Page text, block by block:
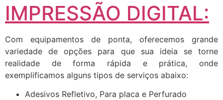
IMPRESSÃO DIGITAL:
Com equipamentos de ponta, oferecemos grande
variedade de opções para que sua ideia se torne
realidade de forma rápida e prática, onde
exemplificamos alguns tipos de serviços abaixo:
Adesivos Refletivo, Para placa e Perfurado